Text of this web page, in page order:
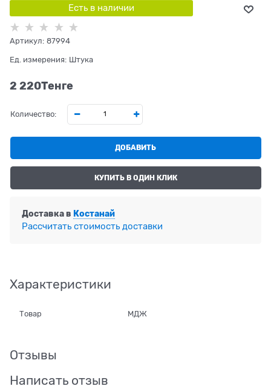
Есть в наличии
Артикул: 87994
Ед. измерения: Штука
2 220Tенге
Количество:
ДОБАВИТЬ
КУПИТЬ В ОДИН КЛИК
Доставка в Костанай
Рассчитать стоимость доставки
Характеристики
Товар МДЖ
Отзывы
Написать отзыв